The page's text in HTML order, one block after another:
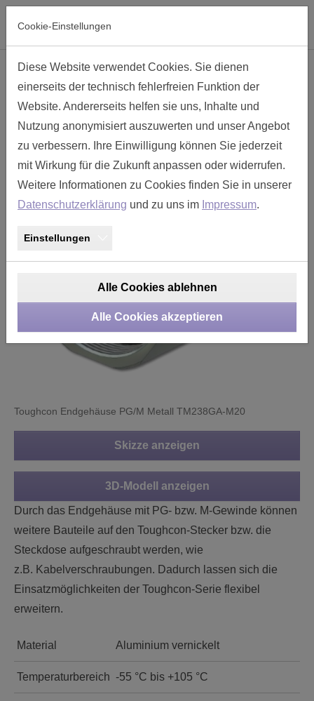
Skip to main navigation
Skip to main content
Skip to page footer
Endgehäuse mit M Gewinde Gr. 23
- TM238GA-M20
Toughcon Endgehäuse PG/M Metall TM238GA-M20
Skizze anzeigen
3D-Modell anzeigen
Durch das Endgehäuse mit PG- bzw. M-Gewinde können
weitere Bauteile auf den Toughcon-Stecker bzw. die
Steckdose aufgeschraubt werden, wie
z.B. Kabelverschraubungen. Dadurch lassen sich die
Einsatzmöglichkeiten der Toughcon-Serie flexibel
erweitern.
Material Aluminium vernickelt
Temperaturbereich -55 °C bis +105 °C
Cookie-Einstellungen
Diese Website verwendet Cookies. Sie dienen
einerseits der technisch fehlerfreien Funktion der
Website. Andererseits helfen sie uns, Inhalte und
Nutzung anonymisiert auszuwerten und unser Angebot
zu verbessern. Ihre Einwilligung können Sie jederzeit
mit Wirkung für die Zukunft anpassen oder widerrufen.
Weitere Informationen zu Cookies finden Sie in unserer
Datenschutzerklärung und zu uns im Impressum.
Einstellungen
Alle Cookies ablehnen
Alle Cookies akzeptieren